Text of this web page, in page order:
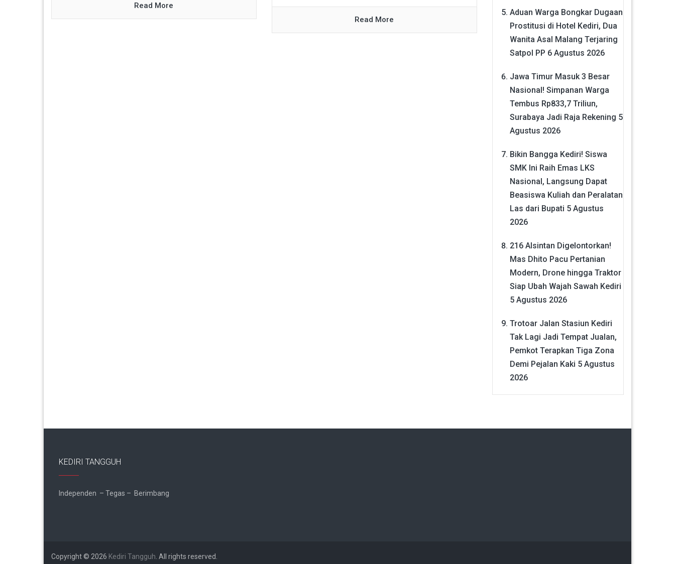
Read More
Read More
Aduan Warga Bongkar Dugaan
Prostitusi di Hotel Kediri, Dua
Wanita Asal Malang Terjaring
Satpol PP 6 Agustus 2026
Jawa Timur Masuk 3 Besar
Nasional! Simpanan Warga
Tembus Rp833,7 Triliun,
Surabaya Jadi Raja Rekening 5
Agustus 2026
Bikin Bangga Kediri! Siswa
SMK Ini Raih Emas LKS
Nasional, Langsung Dapat
Beasiswa Kuliah dan Peralatan
Las dari Bupati 5 Agustus
2026
216 Alsintan Digelontorkan!
Mas Dhito Pacu Pertanian
Modern, Drone hingga Traktor
Siap Ubah Wajah Sawah Kediri
5 Agustus 2026
Trotoar Jalan Stasiun Kediri
Tak Lagi Jadi Tempat Jualan,
Pemkot Terapkan Tiga Zona
Demi Pejalan Kaki 5 Agustus
2026
KEDIRI TANGGUH
Independen – Tegas – Berimbang
Copyright © 2026 Kediri Tangguh . All rights reserved.